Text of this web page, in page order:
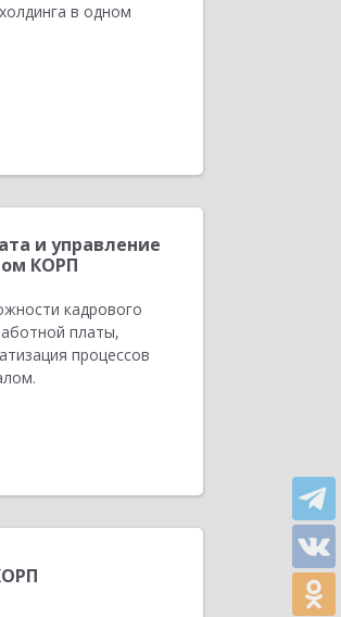
в одном
и управление
КОРП
кадрового
платы,
процессов